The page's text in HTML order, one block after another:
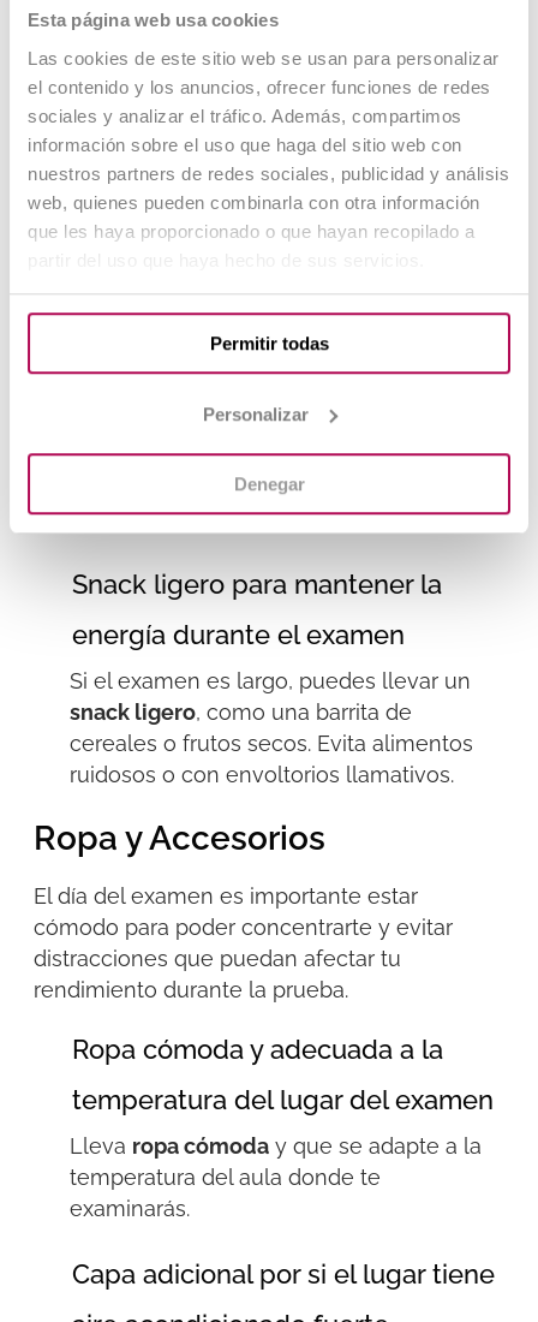
Esta página web usa cookies
Las cookies de este sitio web se usan para personalizar
el contenido y los anuncios, ofrecer funciones de redes
sociales y analizar el tráfico. Además, compartimos
información sobre el uso que haga del sitio web con
nuestros partners de redes sociales, publicidad y análisis
web, quienes pueden combinarla con otra información
que les haya proporcionado o que hayan recopilado a
Permitir todas
Personalizar
Denegar
qué llevar a una oposición de Magisterio
otras oposiciones, en nuestra academia te
proporcionamos guías y simulacros para
que estés completamente preparado.
Comida y Bebida
Mantenerse hidratado y con energía es
etiquetas
La mayoría de los tribunales permiten
botellas de agua, pero deben ser
transparentes y sin etiquetas
sospechas de trampas.
Snack ligero para mantener la
energía durante el examen
Si el examen es largo, puedes llevar un
snack ligero, como una barrita de
cereales o frutos secos. Evita alimentos
ruidosos o con envoltorios llamativos.
Ropa y Accesorios
El día del examen es importante estar
cómodo para poder concentrarte y evitar
distracciones que puedan afectar tu
rendimiento durante la prueba.
Ropa cómoda y adecuada a la
temperatura del lugar del examen
Lleva ropa cómoday que se adapte a la
temperatura del aula donde te
examinarás.
Capa adicional por si el lugar tiene